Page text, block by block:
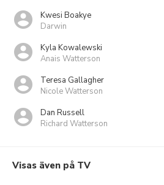
Kwesi Boakye
Darwin
Kyla Kowalewski
Anais Watterson
Teresa Gallagher
Nicole Watterson
Dan Russell
Richard Watterson
Visas även på TV